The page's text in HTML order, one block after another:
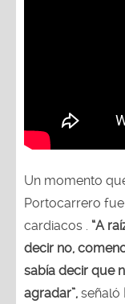
Un momento
Portocarrero
cardiacos . “A
decir no,
sabía decir que
agradar”, señaló